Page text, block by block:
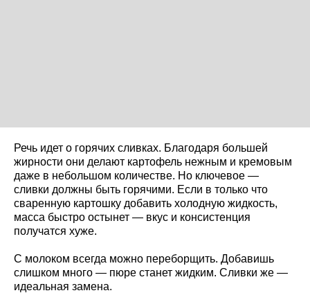
Речь идет о горячих сливках. Благодаря большей
жирности они делают картофель нежным и кремовым
даже в небольшом количестве. Но ключевое —
сливки должны быть горячими. Если в только что
сваренную картошку добавить холодную жидкость,
масса быстро остынет — вкус и консистенция
получатся хуже.
С молоком всегда можно переборщить. Добавишь
слишком много — пюре станет жидким. Сливки же —
идеальная замена.